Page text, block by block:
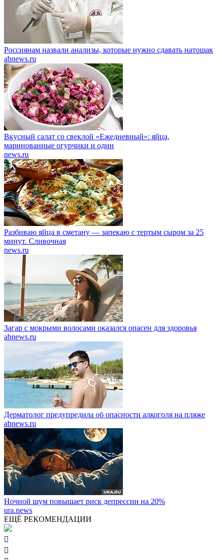
Россиянам назвали анализы, которые нужно сдавать натощак
abnews.ru
Вкусный салат со свеклой «Ежедневный»: яйца,
маринованные огурчики и один
news.ru
Разбиваю яйца в сметану — запекаю с тертым сыром за 25
минут. Сливочная
news.ru
Загар с мокрыми волосами оказался опасен для здоровья
abnews.ru
Дерматолог предупредила об опасности алкоголя на пляже
abnews.ru
Ночной шум повышает риск депрессии на 20%
ura.news
ЕЩЁ РЕКОМЕНДАЦИИ

